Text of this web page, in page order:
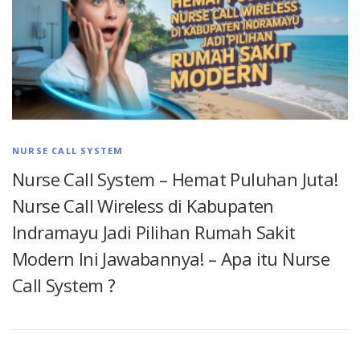
NURSE CALL SYSTEM
Nurse Call System – Hemat Puluhan Juta!
Nurse Call Wireless di Kabupaten
Indramayu Jadi Pilihan Rumah Sakit
Modern Ini Jawabannya! – Apa itu Nurse
Call System ?